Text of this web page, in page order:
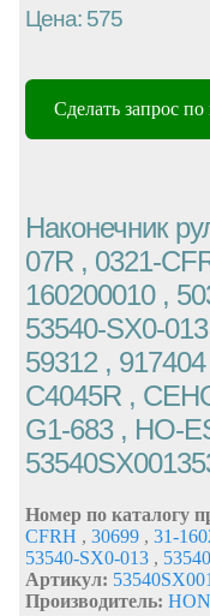
Цена: 575
Сделать запрос
Наконечник
07R , 0321-
160200010 ,
53540-SX0-
59312 ,
C4045R ,
G1-683 , HO-
Номер по каталогу
CFRH , 30699 , 31-
53540-SX0-013 ,
Артикул:
Производитель: